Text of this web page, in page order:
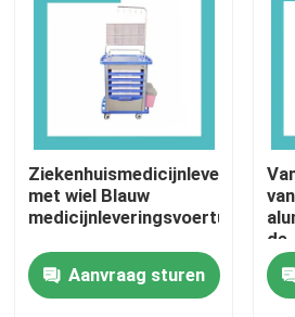
Huis
met wiel Blauw
medicijnleveringsvoertuig
Aanvraag sturen
de